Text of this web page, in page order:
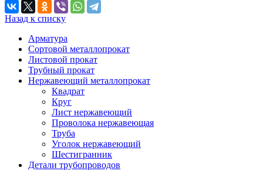
Назад к списку
Арматура
Сортовой металлопрокат
Листовой прокат
Трубный прокат
Нержавеющий металлопрокат
Квадрат
Круг
Лист нержавеющий
Проволока нержавеющая
Труба
Уголок нержавеющий
Шестигранник
Детали трубопроводов